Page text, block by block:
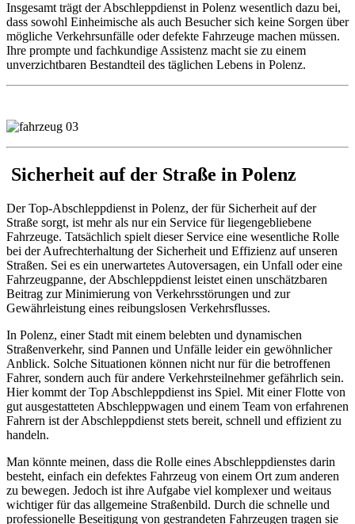
Insgesamt trägt der Abschleppdienst in Polenz wesentlich dazu bei,
dass sowohl Einheimische als auch Besucher sich keine Sorgen über
mögliche Verkehrsunfälle oder defekte Fahrzeuge machen müssen.
Ihre prompte und fachkundige Assistenz macht sie zu einem
unverzichtbaren Bestandteil des täglichen Lebens in Polenz.
Sicherheit auf der Straße in Polenz
Der Top-Abschleppdienst in Polenz, der für Sicherheit auf der
Straße sorgt, ist mehr als nur ein Service für liegengebliebene
Fahrzeuge. Tatsächlich spielt dieser Service eine wesentliche Rolle
bei der Aufrechterhaltung der Sicherheit und Effizienz auf unseren
Straßen. Sei es ein unerwartetes Autoversagen, ein Unfall oder eine
Fahrzeugpanne, der Abschleppdienst leistet einen unschätzbaren
Beitrag zur Minimierung von Verkehrsstörungen und zur
Gewährleistung eines reibungslosen Verkehrsflusses.
In Polenz, einer Stadt mit einem belebten und dynamischen
Straßenverkehr, sind Pannen und Unfälle leider ein gewöhnlicher
Anblick. Solche Situationen können nicht nur für die betroffenen
Fahrer, sondern auch für andere Verkehrsteilnehmer gefährlich sein.
Hier kommt der Top Abschleppdienst ins Spiel. Mit einer Flotte von
gut ausgestatteten Abschleppwagen und einem Team von erfahrenen
Fahrern ist der Abschleppdienst stets bereit, schnell und effizient zu
handeln.
Man könnte meinen, dass die Rolle eines Abschleppdienstes darin
besteht, einfach ein defektes Fahrzeug von einem Ort zum anderen
zu bewegen. Jedoch ist ihre Aufgabe viel komplexer und weitaus
wichtiger für das allgemeine Straßenbild. Durch die schnelle und
professionelle Beseitigung von gestrandeten Fahrzeugen tragen sie